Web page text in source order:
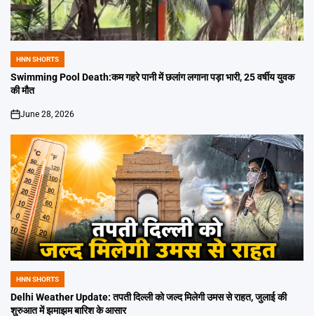
POSTED
IN
HNN SHORTS
Swimming Pool Death:कम गहरे पानी में छलांग लगाना पड़ा भारी, 25 वर्षीय युवक
की मौत
on
June 28, 2026
POSTED
IN
HNN SHORTS
Delhi Weather Update: तपती दिल्ली को जल्द मिलेगी उमस से राहत, जुलाई की
शुरुआत में झमाझम बारिश के आसार